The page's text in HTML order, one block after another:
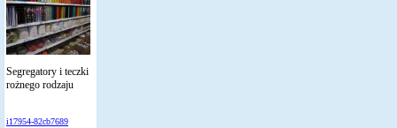
Segregatory i teczki
rożnego rodzaju
i17954-82cb7689